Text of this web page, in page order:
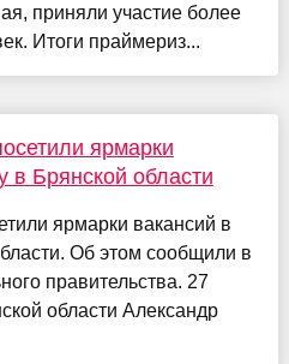
приняли участие более
Итоги праймериз...
ярмарки
в Брянской области
ярмарки вакансий в
Об этом сообщили в
правительства. 27
области Александр